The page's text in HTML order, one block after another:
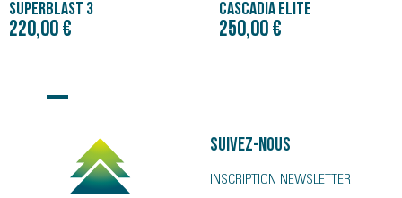
SUPERBLAST 3
220,00 €
CASCADIA ELITE
250,00 €
Suivez-nous
INSCRIPTION NEWSLETTER